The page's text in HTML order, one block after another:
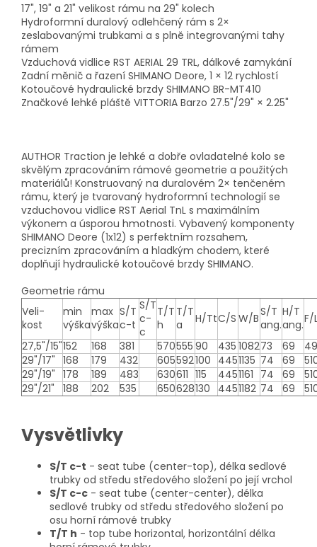
17", 19" a 21" velikost rámu na 29" kolech
Hydroformní duralový odlehčený rám s 2×
zeslabovanými trubkami a s plně integrovanými tahy
rámem
Vzduchová vidlice RST AERIAL 29 TRL, dálkové zamykání
Zadní měnič a řazení SHIMANO Deore, 1 × 12 rychlostí
Kotoučové hydraulické brzdy SHIMANO BR-MT410
Značkové lehké pláště VITTORIA Barzo 27.5"/29" × 2.25"
AUTHOR Traction je lehké a dobře ovladatelné kolo se
skvělým zpracováním rámové geometrie a použitých
materiálů! Konstruovaný na duralovém 2× tenčeném
rámu, který je tvarovaný hydroformní technologií se
vzduchovou vidlice RST Aerial TnL s maximálním
výkonem a úsporou hmotnosti. Vybavený komponenty
SHIMANO Deore (1x12) s perfektním rozsahem,
precizním zpracováním a hladkým chodem, které
doplňují hydraulické kotoučové brzdy SHIMANO.
Geometrie rámu
Veli-
kost
min
výška
max
výška
S/T
c-t
S/T
c-
c
T/T
h
T/T
a
H/TtC/S W/BS/T
ang.
H/T
ang.F/
27,5"/15"152 168 381 570555 90 435 108273 69
29"/17" 168 179 432 605592100 4451135 74 69
29"/19" 178 189 483 630611 115 4451161 74 69
29"/21"
188 202 535 650628130 4451182 74 69
Vysvětlivky
S/T c-t - seat tube (center-top), délka sedlové
trubky od středu středového složení po její vrchol
S/T c-c - seat tube (center-center), délka
sedlové trubky od středu středového složení po
osu horní rámové trubky
T/T h - top tube horizontal, horizontální délka